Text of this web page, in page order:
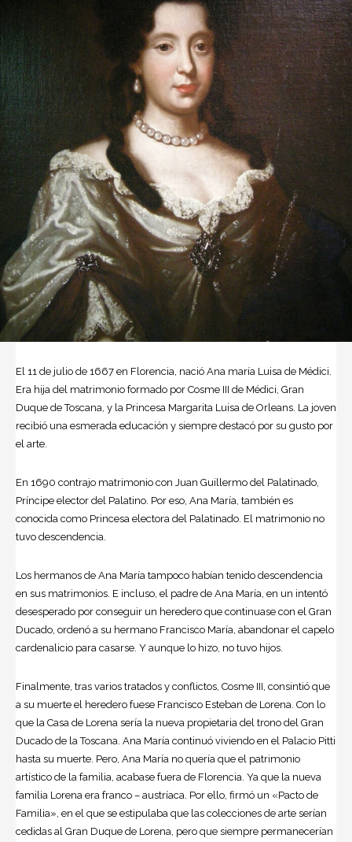
El 11 de julio de 1667 en Florencia, nació Ana maría Luisa de Médici.
Era hija del matrimonio formado por Cosme III de Médici, Gran
Duque de Toscana, y la Princesa Margarita Luisa de Orleans. La joven
recibió una esmerada educación y siempre destacó por su gusto por
el arte.
En 1690 contrajo matrimonio con Juan Guillermo del Palatinado,
Príncipe elector del Palatino. Por eso, Ana María, también es
conocida como Princesa electora del Palatinado. El matrimonio no
tuvo descendencia.
Los hermanos de Ana María tampoco habían tenido descendencia
en sus matrimonios. E incluso, el padre de Ana María, en un intentó
desesperado por conseguir un heredero que continuase con el Gran
Ducado, ordenó a su hermano Francisco María, abandonar el capelo
cardenalicio para casarse. Y aunque lo hizo, no tuvo hijos.
Finalmente, tras varios tratados y conflictos, Cosme III, consintió que
a su muerte el heredero fuese Francisco Esteban de Lorena. Con lo
que la Casa de Lorena sería la nueva propietaria del trono del Gran
Ducado de la Toscana. Ana María continuó viviendo en el Palacio Pitti
hasta su muerte. Pero, Ana María no quería que el patrimonio
artístico de la familia, acabase fuera de Florencia. Ya que la nueva
familia Lorena era franco – austríaca. Por ello, firmó un «Pacto de
Familia», en el que se estipulaba que las colecciones de arte serían
cedidas al Gran Duque de Lorena, pero que siempre permanecerían